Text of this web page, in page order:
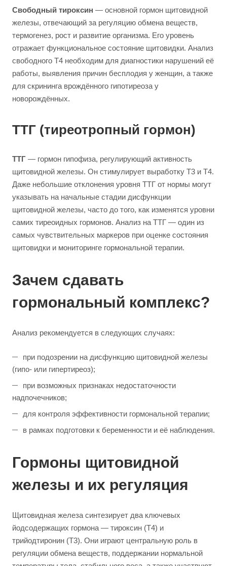
Свободный тироксин — основной гормон щитовидной
железы, отвечающий за регуляцию обмена веществ,
термогенез, рост и развитие организма. Его уровень
отражает функциональное состояние щитовидки. Анализ
свободного Т4 необходим для диагностики нарушений её
работы, выявления причин бесплодия у женщин, а также
для скрининга врождённого гипотиреоза у
новорождённых.
ТТГ (тиреотропный гормон)
ТТГ — гормон гипофиза, регулирующий активность
щитовидной железы. Он стимулирует выработку Т3 и Т4.
Даже небольшие отклонения уровня ТТГ от нормы могут
указывать на начальные стадии дисфункции
щитовидной железы, часто до того, как изменятся уровни
самих тиреоидных гормонов. Анализ на ТТГ — один из
самых чувствительных маркеров при оценке состояния
щитовидки и мониторинге гормональной терапии.
Зачем сдавать
гормональный комплекс?
Анализ рекомендуется в следующих случаях:
при подозрении на дисфункцию щитовидной железы
(гипо- или гипертиреоз);
при возможных признаках недостаточности
надпочечников;
для контроля эффективности гормональной терапии;
в рамках подготовки к беременности и её наблюдения.
Гормоны щитовидной
железы и их регуляция
Щитовидная железа синтезирует два ключевых
йодсодержащих гормона — тироксин (Т4) и
трийодтиронин (Т3). Они играют центральную роль в
регуляции обмена веществ, поддержании нормальной